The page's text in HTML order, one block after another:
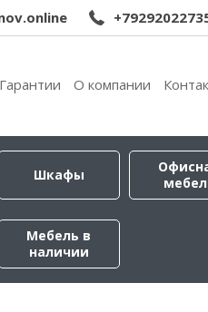
Гарантии О компании
Шкафы
Мебель в
наличии